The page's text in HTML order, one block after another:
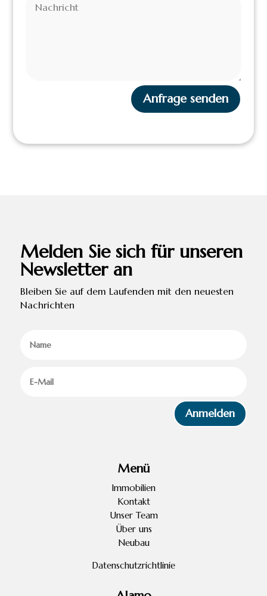
Anfrage senden
Melden Sie sich für unseren
Newsletter an
Bleiben Sie auf dem Laufenden mit den neuesten
Nachrichten
Anmelden
Menü
Immobilien
Kontakt
Unser Team
Über uns
Neubau
Datenschutzrichtlinie